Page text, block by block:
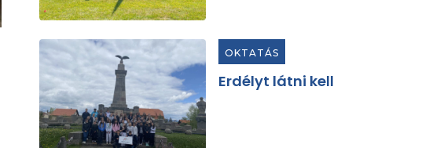
OKTATÁS
Erdélyt látni kell